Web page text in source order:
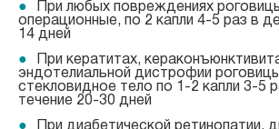
При любых повреждениях
операционные, по 2 капли 4-5 раз в
14 дней
При кератитах,
эндотелиальной дистрофии
стекловидное тело по 1-2 капли 3-5
течение 20-30 дней
При диабетической ретинопатии,